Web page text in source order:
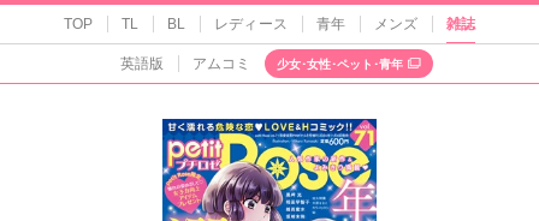
TOP TL BL レディース 青年 メンズ 雑誌
英語版 アムコミ 少女･女性･ペット･青年